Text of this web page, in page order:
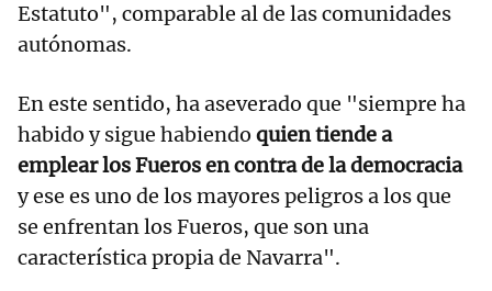
Estatuto", comparable al de las comunidades
autónomas.
En este sentido, ha aseverado que "siempre ha
habido y sigue habiendo quien tiende a
emplear los Fueros en contra de la democracia
y ese es uno de los mayores peligros a los que
se enfrentan los Fueros, que son una
característica propia de Navarra".